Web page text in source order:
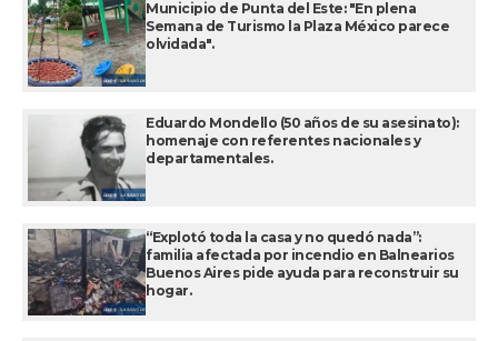
Municipio de Punta del Este: "En plena
Semana de Turismo la Plaza México parece
olvidada".
Eduardo Mondello (50 años de su asesinato):
homenaje con referentes nacionales y
departamentales.
“Explotó toda la casa y no quedó nada”:
familia afectada por incendio en Balnearios
Buenos Aires pide ayuda para reconstruir su
hogar.